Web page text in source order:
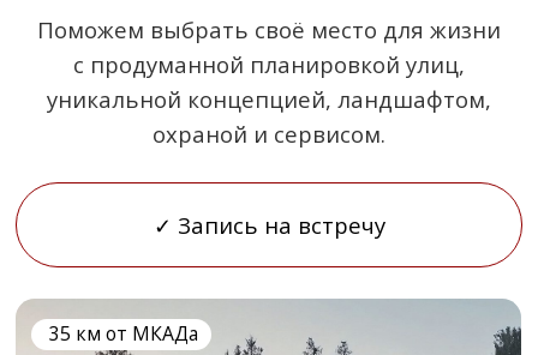
Современный посёлок в стиле урбанизма.
Панорамные окна, просторные террасы
и лаконичная архитектура формируют
жизни.
Форматы: участки, дома
Vision
98 км от